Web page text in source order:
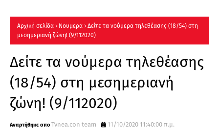
Αρχική σελίδα Νουμερα
Δείτε τα νούμερα τηλεθέασης (18/54) στη
μεσημεριανή ζώνη! (9/112020)
Δείτε τα νούμερα τηλεθέασης
(18/54) στη μεσημεριανή
ζώνη! (9/112020)
Tvnea.con team 11/10/2020 11:40:00 π.μ.